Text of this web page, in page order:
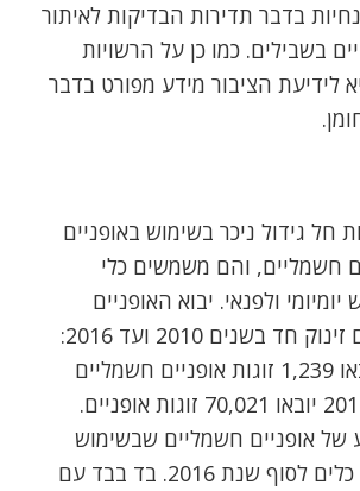
בדבר תדירות הבדיקות לאיתור
בשבילים. כמו כן על הרשויות
לידיעת הציבור מידע מפורט בדבר
חל גידול ניכר בשימוש באופניים
חשמליים, והם משמשים כלי
ולפנאי. יבוא האופניים
החשמליים רשם זינוק חד בשנים 2010 ועד 2016:
בשנת 2010 יובאו 1,239 זוגות אופניים חשמליים
בלבד, ובשנת 2016 יובאו 70,021 זוגות אופניים.
אופניים חשמליים שבשימוש
הוא כ-210,000 כלים לסוף שנת 2016. בד בבד עם